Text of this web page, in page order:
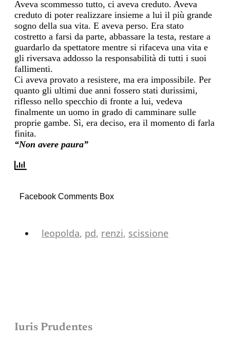
Aveva scommesso tutto, ci aveva creduto. Aveva
creduto di poter realizzare insieme a lui il più grande
sogno della sua vita. E aveva perso. Era stato
costretto a farsi da parte, abbassare la testa, restare a
guardarlo da spettatore mentre si rifaceva una vita e
gli riversava addosso la responsabilità di tutti i suoi
fallimenti.
Ci aveva provato a resistere, ma era impossibile. Per
quanto gli ultimi due anni fossero stati durissimi,
riflesso nello specchio di fronte a lui, vedeva
finalmente un uomo in grado di camminare sulle
proprie gambe. Sì, era deciso, era il momento di farla
finita.
“Non avere paura”
Facebook Comments Box
leopolda, pd, renzi, scissione
Iuris Prudentes